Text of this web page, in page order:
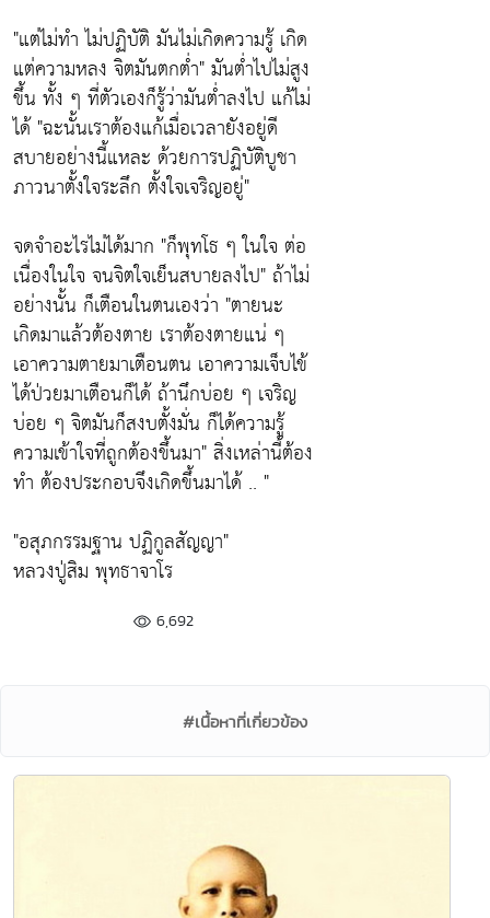
"แต่ไม่ทำ ไม่ปฏิบัติ มันไม่เกิดความรู้ เกิด
แต่ความหลง จิตมันตกต่ำ"มันต่ำไปไม่สูง
ขึ้น ทั้ง ๆ ที่ตัวเองก็รู้ว่ามันต่ำลงไป แก้ไม่
ได้ "ฉะนั้นเราต้องแก้เมื่อเวลายังอยู่ดี
สบายอย่างนี้แหละ ด้วยการปฏิบัติบูชา
ภาวนาตั้งใจระลึก ตั้งใจเจริญอยู่"
จดจำอะไรไม่ได้มาก "ก็พุทโธ ๆ ในใจ ต่อ
เนื่องในใจ จนจิตใจเย็นสบายลงไป"ถ้าไม่
อย่างนั้น ก็เตือนในตนเองว่า "ตายนะ
เกิดมาแล้วต้องตาย เราต้องตายแน่ ๆ
เอาความตายมาเตือนตน เอาความเจ็บไข้
ได้ป่วยมาเตือนก็ได้ ถ้านึกบ่อย ๆ เจริญ
บ่อย ๆ จิตมันก็สงบตั้งมั่น ก็ได้ความรู้
ความเข้าใจที่ถูกต้องขึ้นมา"สิ่งเหล่านี้ต้อง
ทำ ต้องประกอบจึงเกิดขึ้นมาได้ .. "
"อสุภกรรมฐาน ปฏิกูลสัญญา"
หลวงปู่สิม พุทธาจาโร
6,692
#เนื้อหาที่เกี่ยวข้อง